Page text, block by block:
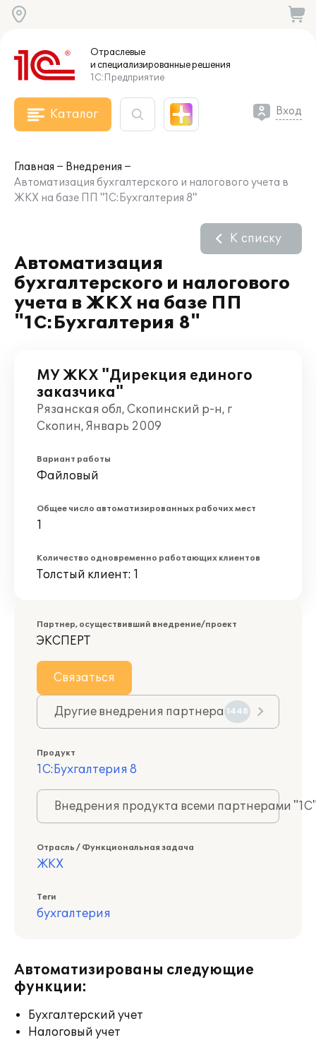
Отраслевые
и специализированныерешения
1С:Предприятие
Каталог Вход
Главная
Внедрения
Автоматизация бухгалтерского и налогового учета в
ЖКХ на базе ПП "1С:Бухгалтерия 8"
Автоматизация
бухгалтерского и налогового
учета в ЖКХ на базе ПП
"1С:Бухгалтерия 8"
К списку
МУ ЖКХ "Дирекция единого
заказчика"
Рязанская обл, Скопинский р-н, г
Скопин, Январь 2009
Вариант работы
Файловый
Общее число автоматизированных рабочих мест
1
Количество одновременно работающих клиентов
Толстый клиент: 1
Партнер, осуществивший внедрение/проект
ЭКСПЕРТ
Связаться
Другие внедрения партнера 1448
Продукт
1С:Бухгалтерия 8
Внедрения продукта всеми партнерами
Отрасль / Функциональная задача
ЖКХ
Теги
бухгалтерия
Автоматизированы следующие
функции:
Бухгалтерский учет
Налоговый учет